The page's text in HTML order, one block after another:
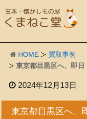
HOME
買取事例
東京都目黒区へ、即日
2024年12月13日
東京都目黒区へ、